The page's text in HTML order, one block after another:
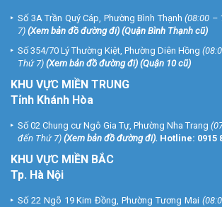
Số 3A Trần Quý Cáp, Phường Bình Thạnh (08:00 –
7) (Xem bản đồ đường đi) (Quận Bình Thạnh cũ)
Số 354/70 Lý Thường Kiệt, Phường Diên Hồng
Thứ 7) (Xem bản đồ đường đi) (Quận 10 cũ)
KHU VỰC MIỀN TRUNG
Tỉnh Khánh Hòa
Số 02 Chung cư Ngô Gia Tự, Phường Nha Trang
đến Thứ 7) (Xem bản đồ đường đi). Hotline: 0915
KHU VỰC MIỀN BẮC
Tp. Hà Nội
Số 22 Ngõ 19 Kim Đồng, Phường Tương Mai